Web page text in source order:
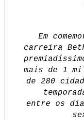
Em
carreira
mais de 1
de 280
entre os